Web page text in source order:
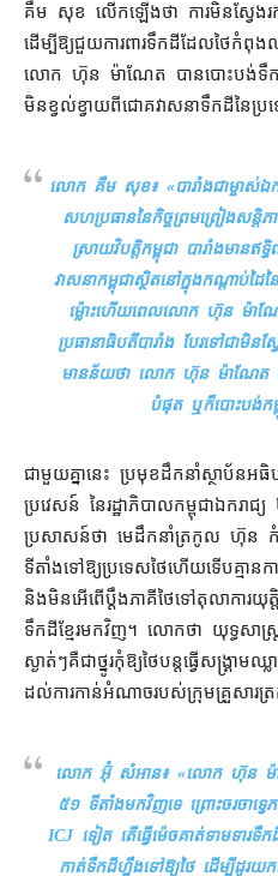
គឹម សុខ លើកឡើង​ថា ការមិ​ន​ស្វែងរក​
ដើម្បី​ឱ្យ​ជួយ​ការពារ​ទឹកដី​ដែល​ថៃ​កំពុង​ឈ្
លោក ហ៊ុន ម៉ា​ណែ​ត បាន​បោះបង់​ទឹក
មិន​ខ្វល់ខ្វាយ​ពី​ជោគវាសនា​ទឹកដី​នៃ​ប្រ
លោក គឹម សុខ៖ «បា​រាំងជា​ម្ចាស់​
សហប្រធាន​នៃ​កិច្ចព្រមព្រៀង​សន្
ស្រាយ​វិបត្តិ​កម្ពុជា បារាំង​មាន​
វាសនា​កម្ពុជា​ស្ថិត​នៅក្នុង​កណ្ដាប់ដៃ​ន
ម្ល៉ោះហើយ​ពេល​លោក ហ៊ុន ម៉ាណ
ប្រធានាធិបតី​បារាំង បែរ​ទៅជា​មិន​ស្
មានន័យថា លោក ហ៊ុន ម៉ាណែត ជ
បំផុត ឬក៏​បោះបង់​ក
ជាមួយ​គ្នា​នេះ ប្រមុខ​ដឹកនាំ​ស្ថាប័ន​អ
ប្រវេសន៍ នៃ​រដ្ឋាភិបាល​កម្ពុជា​ឯក
ប្រសាសន៍​ថា មេដឹកនាំ​ត្រកូល ហ៊ុន កំ
ទីតាំង​ទៅ​ឱ្យ​ប្រទេស​ថៃ​ហើយ​ទើប​គ្មាន​ក
និង​មិន​អើពើ​ប្ដឹង​ភាគី​ថៃ​ទៅ​តុលាការ​យុត្
ទឹកដី​ខ្មែរ​មកវិញ​។ លោក​ថា យុទ្ធសា
ស្ងាត់ៗ​គឺជា​ថ្នូរ​កុំឱ្យ​ថៃ​បន្ត​ធ្វើ​សង្គ្រាម​ឈ្ល
ដល់​ការ​កាន់​អំណាច​របស់​ក្រុម​គ្រួសារ​
លោក អ៊ុំ សំអាន៖ «លោក ហ៊ុន ម៉ា
៥១ ទីតាំង​មកវិញ​ទេ ព្រោះ​ចរចា​ទ្វ
ICJ ទៀត តើ​ធ្វើ​ម៉េច​គាត់​ទាមទារ​
កាត់​ទឹកដី​ហ្នឹង​ទៅ​ឱ្យ​ថៃ ដើម្បី​ដូរ​